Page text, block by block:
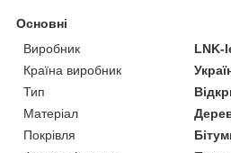
Основні
Виробник
LNK-
Країна виробник
Тип
Матеріал
Покрівля